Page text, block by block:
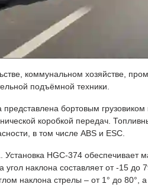
коммунальном хозяйстве,
подъёмной техники.
бортовым
коробкой передач.
в том числе ABS и ESC.
HGC-374 обеспечивает
наклона составляет от -15 до
наклона стрелы – от 1° до